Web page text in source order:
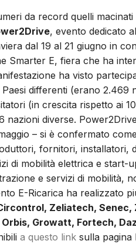
da record quelli
, evento dedicato
dal 19 al 21 giugno in
Smarter E, fiera che ha
ha visto
Paesi differenti (erano 2.469
(in crescita rispetto ai
nazioni diverse.
– si è confermato
fornitori, installatori,
di mobilità elettrica e start-
e servizi di mobilità,
E-Ricarica ha realizzato
Zeliatech, Senec,
Growatt, Fortech,
a questo link sulla pagina